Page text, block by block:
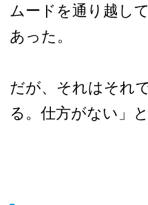
ムードを通り越し
あった。
だが、それはそれ
る。仕方がない」